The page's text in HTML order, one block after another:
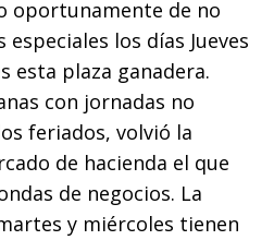
oportunamente de no
los días Jueves
esta plaza ganadera.
con jornadas no
feriados, volvió la
de hacienda el que
de negocios. La
y miércoles tienen